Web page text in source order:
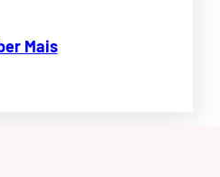
Mais